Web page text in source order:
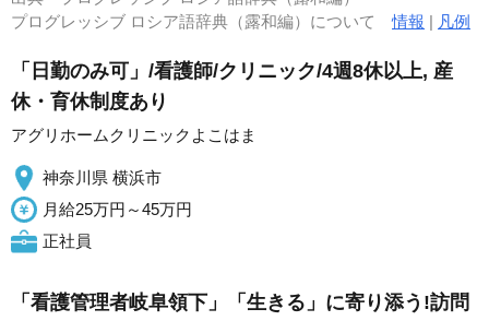
プログレッシブ ロシア語辞典（露和編）について情報 | 凡例
「日勤のみ可」/看護師/クリニック/4週8休以上, 産
休・育休制度あり
アグリホームクリニックよこはま
神奈川県 横浜市
月給25万円～45万円
正社員
「看護管理者岐阜領下」「生きる」に寄り添う!訪問